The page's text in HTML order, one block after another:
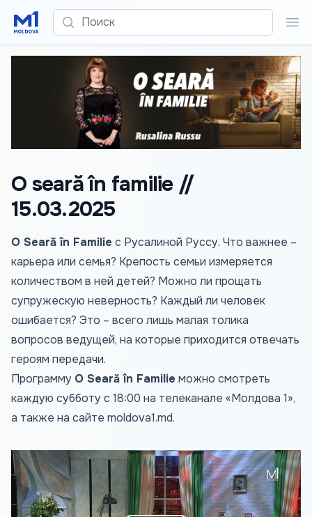
Поиск
O seară în familie //
15.03.2025
O Seară în Familie с Русалиной Руссу. Что важнее –
карьера или семья? Крепость семьи измеряется
количеством в ней детей? Можно ли прощать
супружескую неверность? Каждый ли человек
ошибается? Это – всего лишь малая толика
вопросов ведущей, на которые приходится отвечать
героям передачи.
Программу O Seară în Familie можно смотреть
каждую субботу с 18:00 на телеканале «Молдова 1»,
а также на сайте moldova1.md.